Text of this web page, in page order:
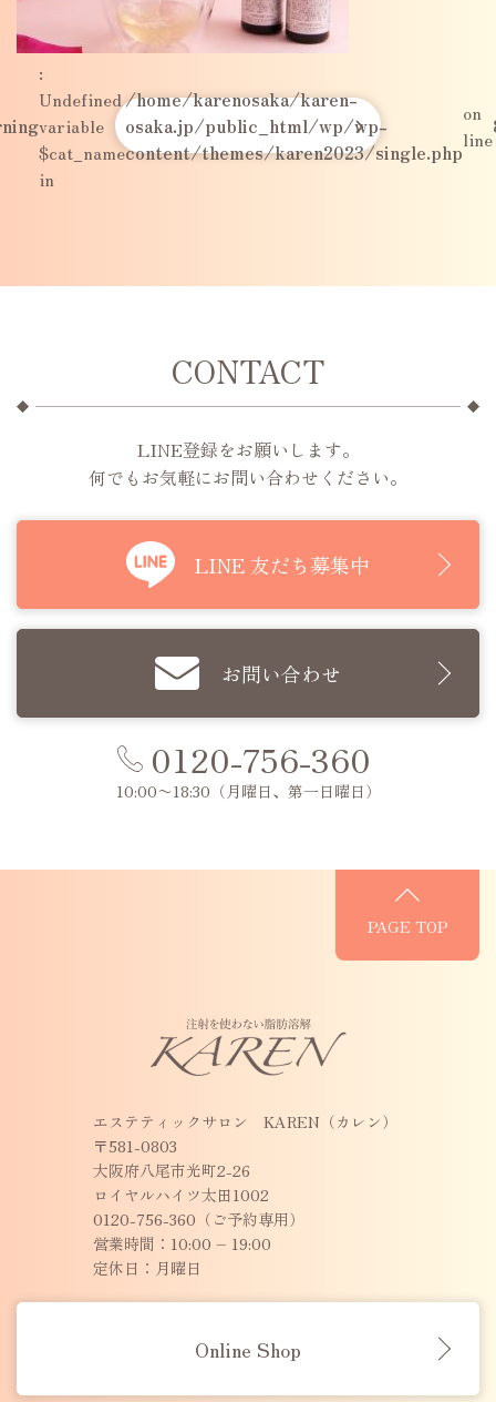
:
Undefined
variable
$cat_name
in
/home/karenosaka/karen-
osaka.jp/public_html/wp/wp-
content/themes/karen2023/single.php
on
line
CONTACT
LINE登録をお願いします。
何でもお気軽にお問い合わせください。
LINE 友だち募集中
お問い合わせ
0120-756-360
10:00〜18:30 （月曜日、第一日曜日）
PAGE TOP
エステティックサロン KAREN（カレン）
〒581-0803
大阪府八尾市光町2-26
ロイヤルハイツ太田1002
0120-756-360（ご予約専用）
営業時間：10:00 – 19:00
定休日：月曜日
Online Shop